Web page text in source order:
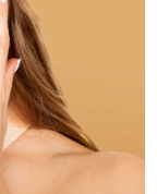
tarihi
tarihi
tarihi8/9/26